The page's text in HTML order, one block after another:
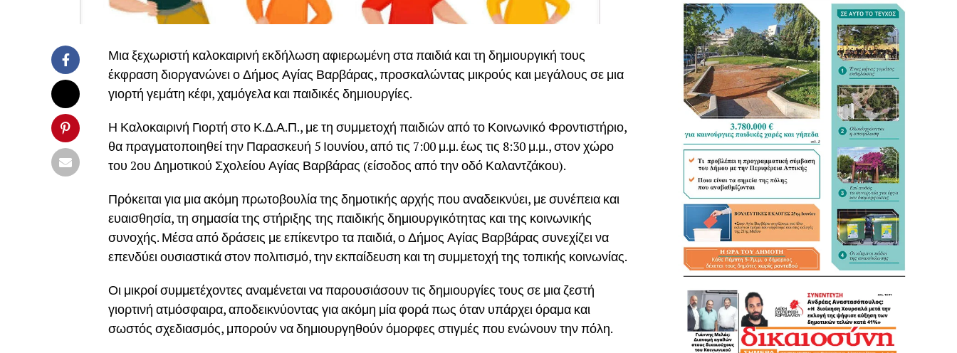
Μια ξεχωριστή καλοκαιρινή εκδήλωση αφιερωμένη στα παιδιά και τη δημιουργική τους
έκφραση διοργανώνει ο Δήμος Αγίας Βαρβάρας, προσκαλώντας μικρούς και μεγάλους σε μια
γιορτή γεμάτη κέφι, χαμόγελα και παιδικές δημιουργίες.
Η Καλοκαιρινή Γιορτή στο Κ.Δ.Α.Π., με τη συμμετοχή παιδιών από το Κοινωνικό Φροντιστήριο,
θα πραγματοποιηθεί την Παρασκευή 5 Ιουνίου, από τις 7:00 μ.μ. έως τις 8:30 μ.μ., στον χώρο
του 2ου Δημοτικού Σχολείου Αγίας Βαρβάρας (είσοδος από την οδό Καλαντζάκου).
Πρόκειται για μια ακόμη πρωτοβουλία της δημοτικής αρχής που αναδεικνύει, με συνέπεια και
ευαισθησία, τη σημασία της στήριξης της παιδικής δημιουργικότητας και της κοινωνικής
συνοχής. Μέσα από δράσεις με επίκεντρο τα παιδιά, ο Δήμος Αγίας Βαρβάρας συνεχίζει να
επενδύει ουσιαστικά στον πολιτισμό, την εκπαίδευση και τη συμμετοχή της τοπικής κοινωνίας.
Οι μικροί συμμετέχοντες αναμένεται να παρουσιάσουν τις δημιουργίες τους σε μια ζεστή
γιορτινή ατμόσφαιρα, αποδεικνύοντας για ακόμη μία φορά πως όταν υπάρχει όραμα και
σωστός σχεδιασμός, μπορούν να δημιουργηθούν όμορφες στιγμές που ενώνουν την πόλη.